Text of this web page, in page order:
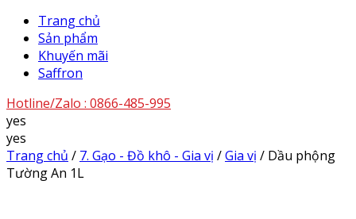
Trang chủ
Sản phẩm
Khuyến mãi
Saffron
Hotline/Zalo : 0866-485-995
yes
yes
Trang chủ / 7. Gạo - Đồ khô - Gia vị /Gia vị / Dầu phộng
Tường An 1L